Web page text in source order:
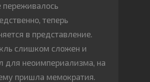
переживалось
теперь
в представление.
слишком сложен и
для неоимпериализма, на
пришла мемократия.